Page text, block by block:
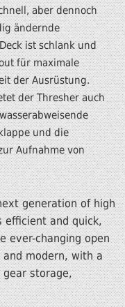
aber dennoch
ändernde
ist schlank und
für maximale
der Ausrüstung.
der Thresher auch
und die
Aufnahme von
generation of high
efficient and quick,
ever-changing open
modern, with a
storage,